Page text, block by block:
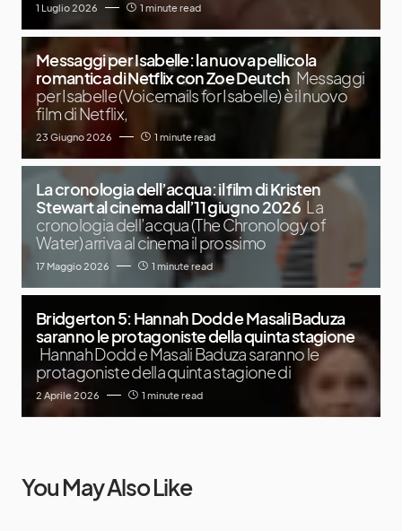
1 Luglio 2026 1 minute read
Messaggi per Isabelle: la nuova pellicola
romantica di Netflix con Zoe Deutch Messaggi
per Isabelle (Voicemails for Isabelle) è il nuovo
film di Netflix,
23 Giugno 2026 1 minute read
La cronologia dell’acqua: il film di Kristen
Stewart al cinema dall’11 giugno 2026 La
cronologia dell’acqua (The Chronology of
Water) arriva al cinema il prossimo
17 Maggio 2026 1 minute read
Bridgerton 5: Hannah Dodd e Masali Baduza
saranno le protagoniste della quinta stagione
Hannah Dodd e Masali Baduza saranno le
protagoniste della quinta stagione di
2 Aprile 2026 1 minute read
You May Also Like